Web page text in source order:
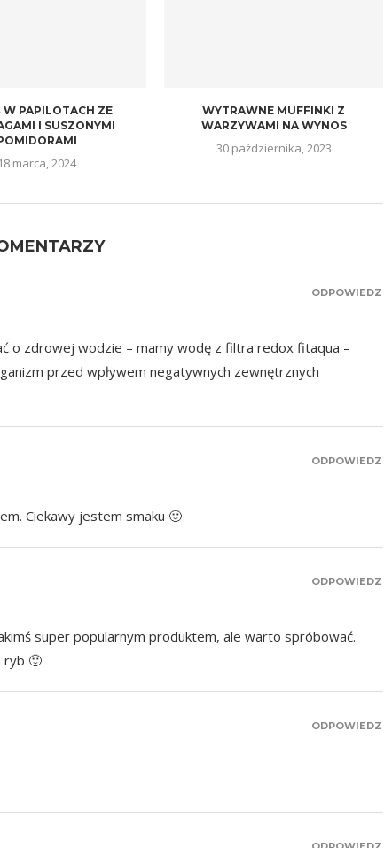
W PAPILOTACH ZE
I SUSZONYMI
18 marca, 2024
WYTRAWNE MUFFINKI Z
WARZYWAMI NA WYNOS
30 października, 2023
o zdrowej wodzie – mamy wodę z filtra redox fitaqua –
przed wpływem negatywnych zewnętrznych
ODPOWIEDZ
Ciekawy jestem smaku 🙂
ODPOWIEDZ
super popularnym produktem, ale warto spróbować.
ryb 🙂
ODPOWIEDZ
ODPOWIEDZ